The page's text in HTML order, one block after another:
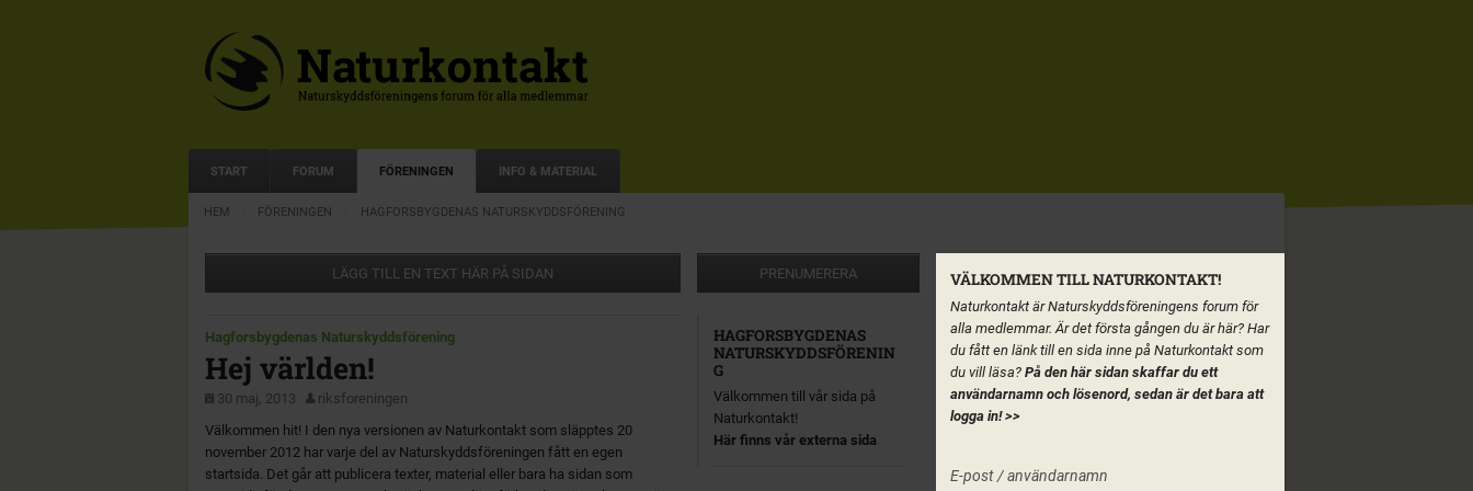
START FORUM FÖRENINGEN INFO & MATERIAL
HEM FÖRENINGEN HAGFORSBYGDENAS NATURSKYDDSFÖRENING
LÄGG TILL EN TEXT HÄR PÅ SIDAN
Hagforsbygdenas Naturskyddsförening
Hej världen!
30 maj, 2013
riksforeningen
Välkommen hit! I den nya versionen av Naturkontakt som släpptes 20
november 2012 har varje del av Naturskyddsföreningen fått en egen
startsida. Det går att publicera texter, material eller bara ha sidan som
PRENUMERERA
HAGFORSBYGDENAS
NATURSKYDDSFÖRENIN
G
Välkommen till vår sida på
Naturkontakt!
Här finns vår externa sida
VÄLKOMMEN TILL NATURKONTAKT!
Naturkontakt är Naturskyddsföreningens forum för
alla medlemmar. Är det första gången du är här? Har
du fått en länk till en sida inne på Naturkontakt som
du vill läsa? På den här sidan skaffar du ett
användarnamn och lösenord, sedan är det bara att
logga in!>>
E-post / användarnamn